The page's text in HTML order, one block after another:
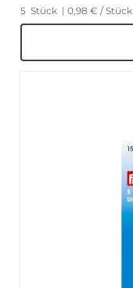
5 Stück | 0,98 € / Stück